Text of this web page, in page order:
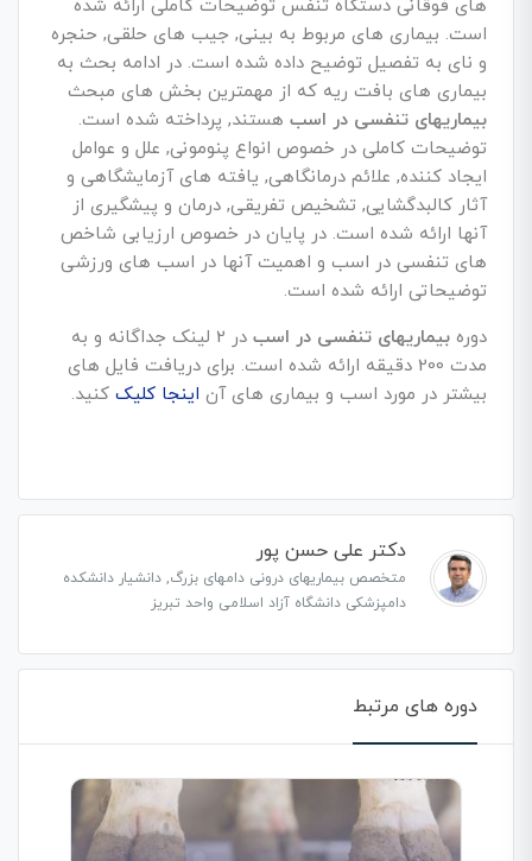
های فوقانی دستگاه تنفس توضیحات کاملی ارائه شده
است. بیماری های مربوط به بینی, جیب های حلقی, حنجره
و نای به تفصیل توضیح داده شده است. در ادامه بحث به
بیماری های بافت ریه که از مهمترین بخش های مبحث
بیماریهای تنفسی در اسبهستند, پرداخته شده است.
توضیحات کاملی در خصوص انواع پنومونی, علل و عوامل
ایجاد کننده, علائم درمانگاهی, یافته های آزمایشگاهی و
آثار کالبدگشایی, تشخیص تفریقی, درمان و پیشگیری از
آنها ارائه شده است. در پایان در خصوص ارزیابی شاخص
های تنفسی در اسب و اهمیت آنها در اسب های ورزشی
توضیحاتی ارائه شده است.
دوره بیماریهای تنفسی در اسب
در 2 لینک جداگانه و به
مدت 200 دقیقه ارائه شده است. برای دریافت فایل های
بیشتر در مورد اسب و بیماری های آناینجا کلیککنید.
دکتر علی حسن پور
متخصص بیماریهای درونی دامهای بزرگ, دانشیار دانشکده
دامپزشکی دانشگاه آزاد اسلامی واحد تبریز
دوره های مرتبط